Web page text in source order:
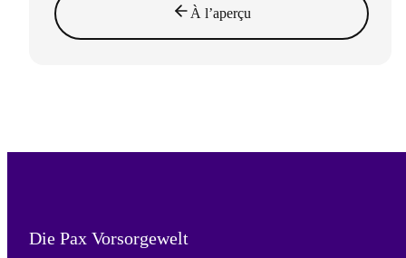
À l’aperçu
Die Pax Vorsorgewelt